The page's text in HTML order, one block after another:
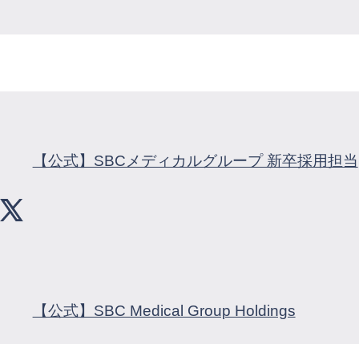
【公式】SBCメディカルグループ 新卒採用担当
【公式】SBC Medical Group Holdings